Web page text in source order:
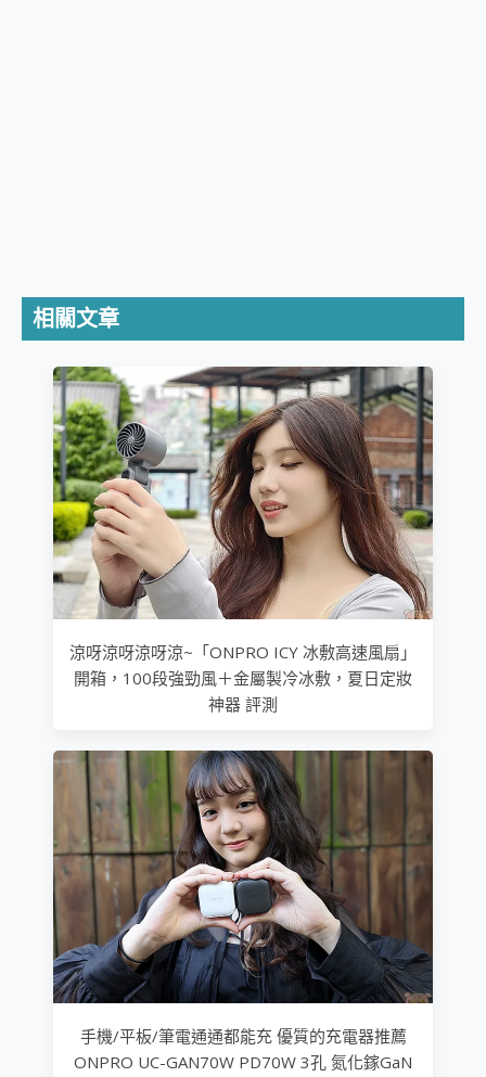
相關文章
涼呀涼呀涼呀涼~「ONPRO ICY 冰敷高速風扇」
開箱，100段強勁風＋金屬製冷冰敷，夏日定妝
神器 評測
手機/平板/筆電通通都能充 優質的充電器推薦
ONPRO UC-GAN70W PD70W 3孔 氮化鎵GaN